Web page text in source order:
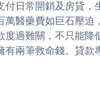
日常開銷及房貸，
醫藥費如巨石壓迫
過難關，不只能降
有兩筆救命錢。貸款